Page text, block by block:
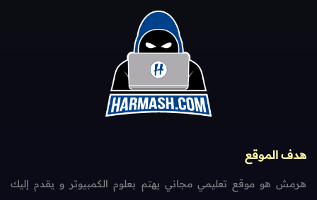
هدف الموقع
هرمش هو موقع تعليمي مجاني يهتم بعلوم الكمبيوتر و يقدم إليك